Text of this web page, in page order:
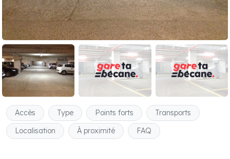
Accès Type Points forts
Transports
Localisation
À proximité FAQ